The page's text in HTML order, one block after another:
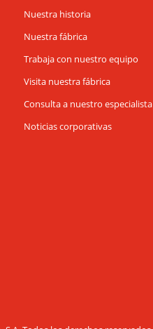
Nuestra historia
Nuestra fábrica
Trabaja con nuestro equipo
Visita nuestra fábrica
Consulta a nuestro especialista
Noticias corporativas